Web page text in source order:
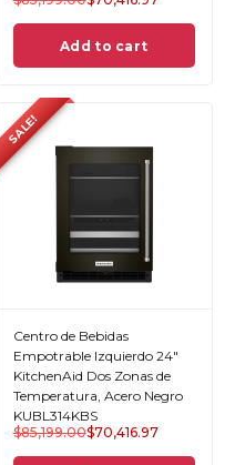
Add to cart
SALE!
Centro de Bebidas
Empotrable Izquierdo 24"
KitchenAid Dos Zonas de
Temperatura, Acero Negro
KUBL314KBS
$85,199.00$70,416.97